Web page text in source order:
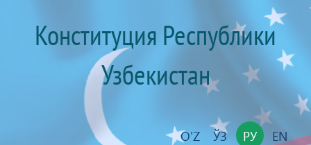
Конституция Республики
Узбекистан
O'Z ЎЗ РУ EN